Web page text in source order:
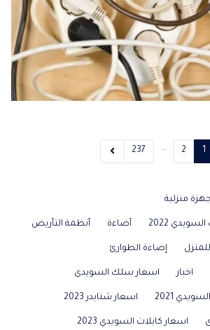
1
2
…
237
منزلية
2022 أضاءة أنظمة التأريض
إضاءة الطوارئ
اخبار اسعار سلك السويدى
2021 اسعار شنايدر 2023
اسعار كابلات السويدي 2023